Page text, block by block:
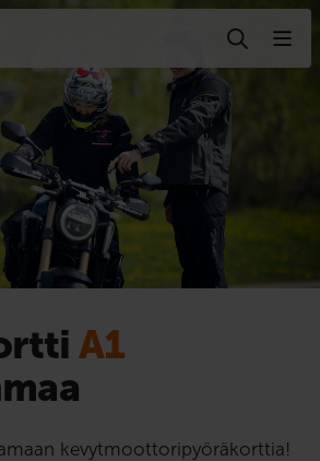
A1
kevytmoottoripyöräkorttia!